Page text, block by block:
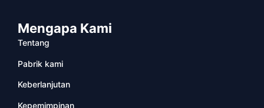
Mengapa Kami
Tentang
Pabrik kami
Keberlanjutan
Kepemimpinan